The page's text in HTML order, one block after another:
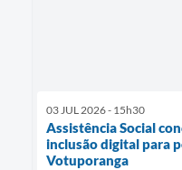
03 JUL 2026 - 15h30
Assistência Social
inclusão digital para
Votuporanga